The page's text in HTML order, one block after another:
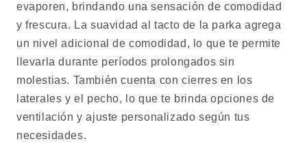
evaporen, brindando una sensación de comodidad
y frescura. La suavidad al tacto de la parka agrega
un nivel adicional de comodidad, lo que te permite
llevarla durante períodos prolongados sin
molestias. También cuenta con cierres en los
laterales y el pecho, lo que te brinda opciones de
ventilación y ajuste personalizado según tus
necesidades.